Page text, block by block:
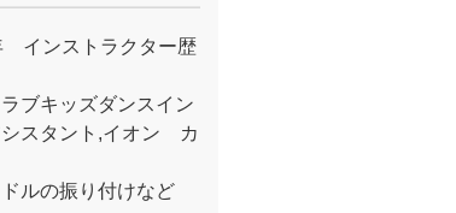
インストラクター歴
ブキッズダンスイン
シスタント,イオン カ
ルの振り付けなど